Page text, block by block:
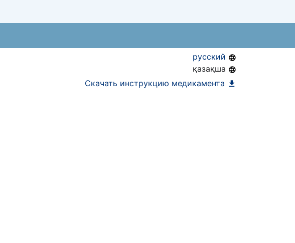
русский
қазақша
Скачать инструкцию медикамента